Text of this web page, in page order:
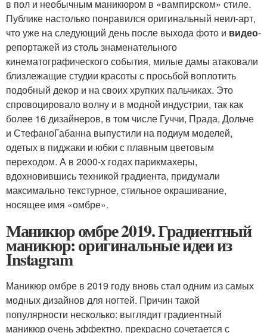
в пол и необычным маникюром в «вампирском» стиле.
Публике настолько понравился оригинальный неил-арт,
что уже на следующий день после выхода фото и видео-
репортажей из столь знаменательного
кинематографического события, милые дамы атаковали
близлежащие студии красоты с просьбой воплотить
подобный декор и на своих хрупких пальчиках. Это
спровоцировало волну и в модной индустрии, так как
более 16 дизайнеров, в том числе Гуччи, Прада, Дольче
и СтефаноГабанна выпустили на подиум моделей,
одетых в пиджаки и юбки с плавным цветовым
переходом. А в 2000-х годах парикмахеры,
вдохновившись техникой градиента, придумали
максимально текстурное, стильное окрашивание,
носящее имя «омбре».
Маникюр омбре 2019. Градиентный
маникюр: оригинальные идеи из
Instagram
Маникюр омбре в 2019 году вновь стал одним из самых
модных дизайнов для ногтей. Причин такой
популярности несколько: выглядит градиентный
маникюр очень эффектно, прекрасно сочетается с